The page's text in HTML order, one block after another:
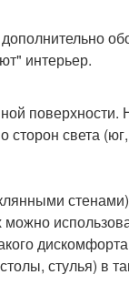
интерьер.
света
стулья) в